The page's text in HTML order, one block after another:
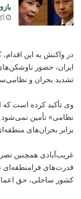
در واکنش به این
ایران، حضور
تشدید بحران و
وی تأکید کرده است
نظامی» تأمین
برابر بحران‌های
غریب‌آبادی همچنین
قدرت‌های فرامنطقه‌ای
کشور ساحلی، حق اعمال